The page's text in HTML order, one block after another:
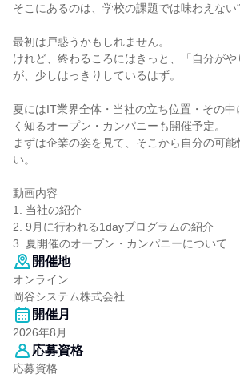
そこにあるのは、学校の課題では味わえない“
最初は戸惑うかもしれません。
けれど、終わるころにはきっと、「自分が
が、少しはっきりしているはず。
夏にはIT業界全体・当社の立ち位置・その中
く知るオープン・カンパニーも開催予定。
まずは企業の姿を見て、そこから自分の可能
い。
動画内容
1. 当社の紹介
2. 9月に行われる1dayプログラムの紹介
3. 夏開催のオープン・カンパニーについて
開催地
オンライン
岡谷システム株式会社
開催月
2026年8月
応募資格
応募資格